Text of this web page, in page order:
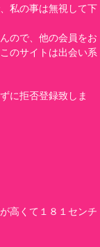
私の事は無視して下
ので、他の会員をお
のサイトは出会い系
に拒否登録致しま
高くて１８１センチ